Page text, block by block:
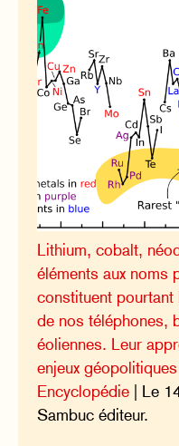
Lithium, cobalt,
éléments aux noms
constituent
de nos téléphones,
éoliennes. Leur
enjeux
Encyclopédie | Le
Sambuc éditeur.